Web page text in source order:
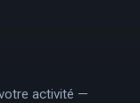
activité —